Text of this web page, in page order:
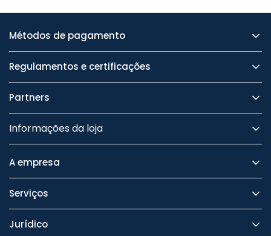
Métodos de pagamento
Regulamentos e certificações
Partners
Informações da loja
A empresa
Serviços
Jurídico